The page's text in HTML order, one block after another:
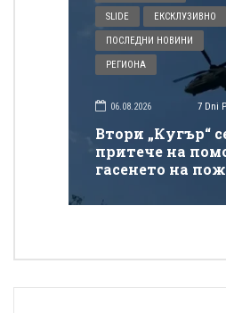
SLIDE ЕКСКЛУЗИВНО
ПОСЛЕДНИ НОВИНИ
РЕГИОНА
06.08.2026 7 Dni
Втори „Кугър“
притече на
гасенето на
покрай
„Тракия“